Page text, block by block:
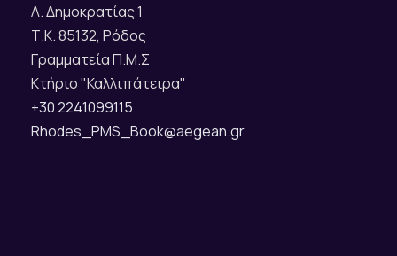
Λ. Δημοκρατίας 1
Τ.Κ. 85132, Ρόδος
Γραμματεία Π.Μ.Σ
Κτήριο "Καλλιπάτειρα"
+30 2241099115
Rhodes_PMS_Book@aegean.gr